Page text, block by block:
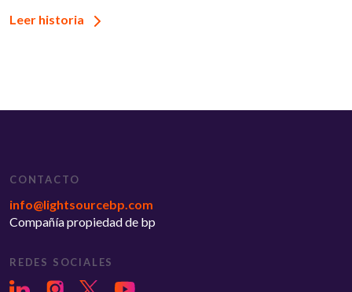
Leer historia
CONTACTO
info@lightsourcebp.com
Compañía propiedad de bp
REDES SOCIALES